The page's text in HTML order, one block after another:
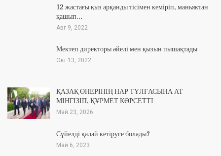
12 жастағы қыз арқанды тісімен кеміріп, маньяктан
қашып…
Авг 9, 2022
Мектеп директоры әйелі мен қызын пышақтады
Окт 13, 2022
ҚАЗАҚ ӨНЕРІНІҢ НАР ТҰЛҒАСЫНА АТ
МІНГІЗІП, ҚҰРМЕТ КӨРСЕТТІ
Май 23, 2026
Сүйелді қалай кетіруге болады?
Май 6, 2023